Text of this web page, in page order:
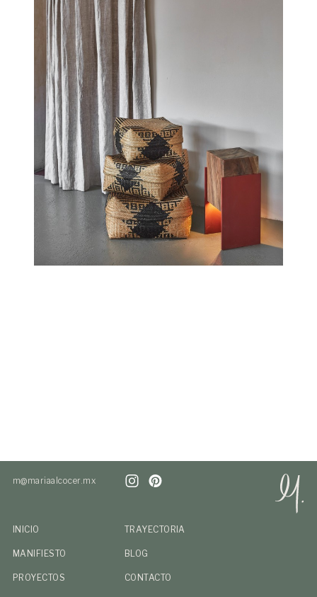
m@mariaalcocer.mx
INICIO
MANIFIESTO
PROYECTOS
TRAYECTORIA
BLOG
CONTACTO